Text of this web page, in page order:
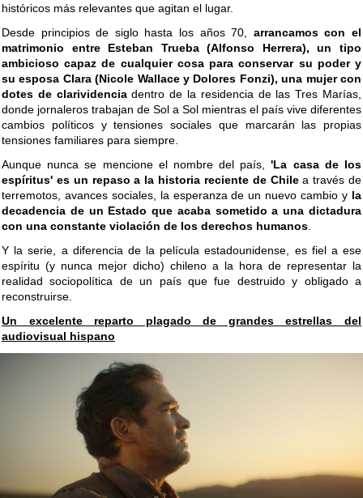
históricos más relevantes que agitan el lugar.
Desde principios de siglo hasta los años 70, arrancamos con el
matrimonio entre Esteban Trueba (Alfonso Herrera), un tipo
ambicioso capaz de cualquier cosa para conservar su poder y
su esposa Clara (Nicole Wallace y Dolores Fonzi), una mujer con
dotes de clarividenciadentro de la residencia de las Tres Marías,
donde jornaleros trabajan de Sol a Sol mientras el país vive diferentes
cambios políticos y tensiones sociales que marcarán las propias
tensiones familiares para siempre.
Aunque nunca se mencione el nombre del país,'La casa de los
espíritus' es un repaso a la historia reciente de Chilea través de
terremotos, avances sociales, la esperanza de un nuevo cambio y la
decadencia de un Estado que acaba sometido a una dictadura
con una constante violación de los derechos humanos.
Y la serie, a diferencia de la película estadounidense, es fiel a ese
espíritu (y nunca mejor dicho) chileno a la hora de representar la
realidad sociopolítica de un país que fue destruido y obligado a
reconstruirse.
Un excelente reparto plagado de grandes estrellas del
audiovisual hispano